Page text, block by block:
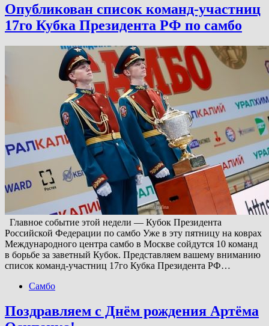
Опубликован список команд-участниц
17го Кубка Президента РФ по самбо
Главное событие этой недели — Кубок Президента
Российской Федерации по самбо Уже в эту пятницу на коврах
Международного центра самбо в Москве сойдутся 10 команд
в борьбе за заветный Кубок. Представляем вашему вниманию
список команд-участниц 17го Кубка Президента РФ…
Самбо
Поздравляем с Днём рождения Артёма